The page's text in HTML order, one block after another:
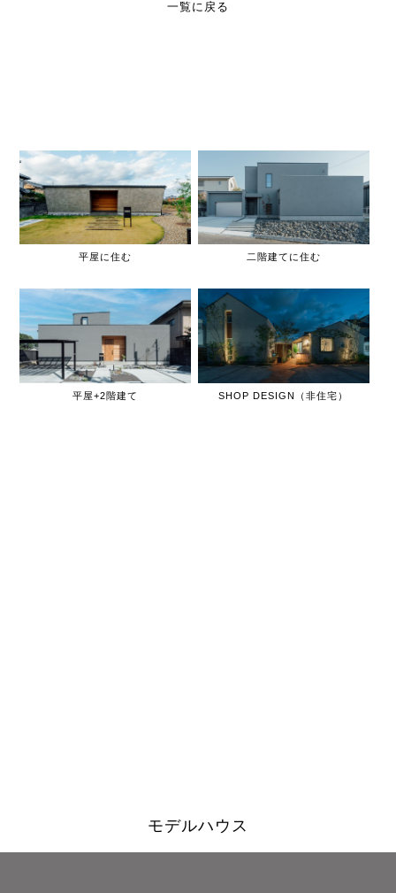
一覧に戻る
平屋に住む 二階建てに住む
平屋+2階建て SHOP DESIGN（非住宅）
モデルハウス